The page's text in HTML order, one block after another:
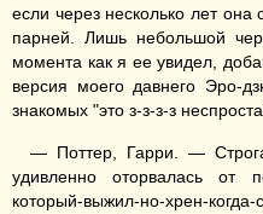
если через несколько лет
парней. Лишь небольшой
момента как я ее увидел,
версия моего давнего Эро-
знакомых "это з-з-з-з
— Поттер, Гарри. —
удивленно оторвалась от
который-выжил-но-хрен-